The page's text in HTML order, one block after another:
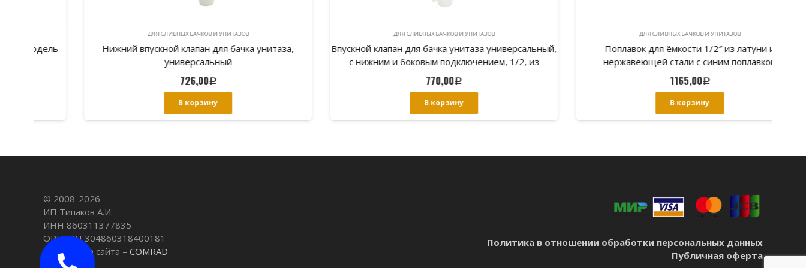
ДЛЯ СЛИВНЫХ БАЧКОВ И УНИТАЗОВ
Нижний впускной клапан для бачка унитаза,
универсальный
ДЛЯ СЛИВНЫХ БАЧКОВ И УНИТАЗОВ
Впускной клапан для бачка унитаза универсальный,
с нижним и боковым подключением, 1/2, из
высокопроч
ДЛЯ СЛИВНЫХ БАЧКОВ И УНИТАЗОВ
Поплавок для ёмкости 1/2″ из латуни и
нержавеющей стали с синим поплавком
© 2008-2026
ИП Типаков А.И.
ИНН 860311377835
ОРГНИП 304860318400181
Разработка сайта – COMRAD
Политика в отношении обработки персональных данных
Публичная оферта